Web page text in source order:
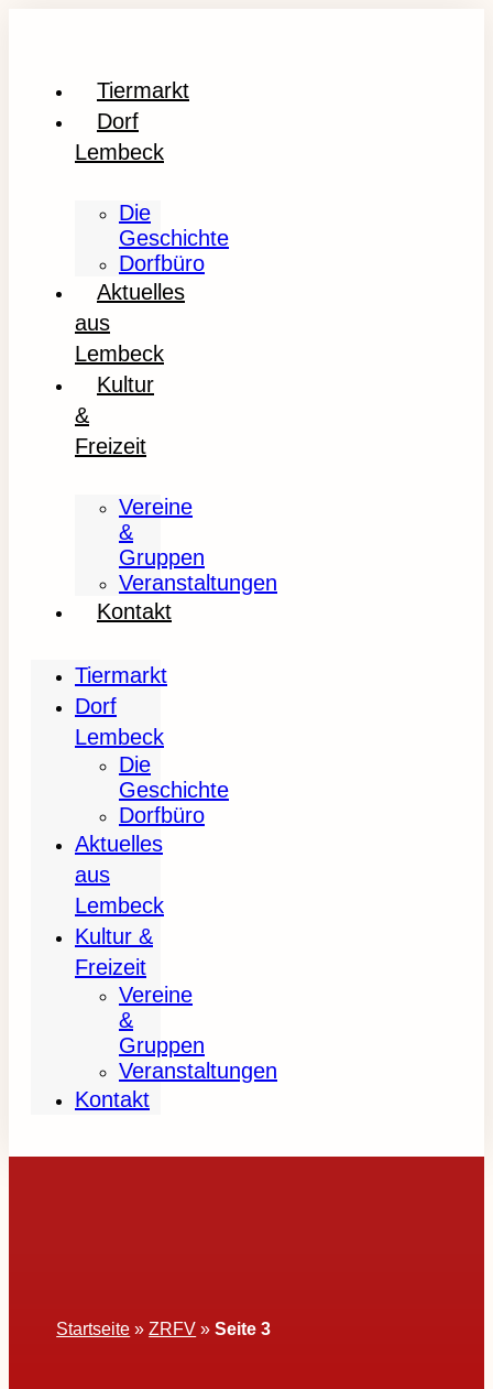
Tiermarkt
Dorf
Lembeck
Die
Geschichte
Dorfbüro
Aktuelles
aus
Lembeck
Kultur
&
Freizeit
Vereine
&
Gruppen
Veranstaltungen
Kontakt
Tiermarkt
Dorf
Lembeck
Die
Geschichte
Dorfbüro
Aktuelles
aus
Lembeck
Kultur &
Freizeit
Vereine
&
Gruppen
Veranstaltungen
Kontakt
Startseite »ZRFV »Seite 3